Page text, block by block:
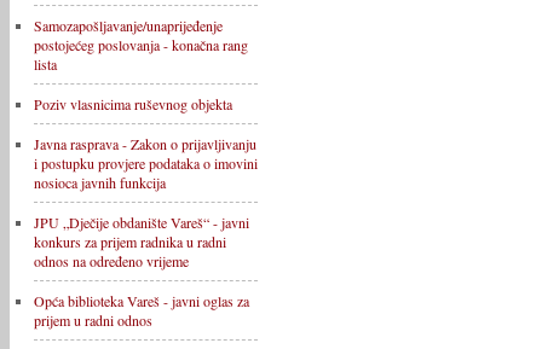
Samozapošljavanje/unaprijeđenje
postojećeg poslovanja - konačna rang
lista
Poziv vlasnicima ruševnog objekta
Javna rasprava - Zakon o prijavljivanju
i postupku provjere podataka o imovini
nosioca javnih funkcija
JPU „Dječije obdanište Vareš“ - javni
konkurs za prijem radnika u radni
odnos na određeno vrijeme
Opća biblioteka Vareš - javni oglas za
prijem u radni odnos